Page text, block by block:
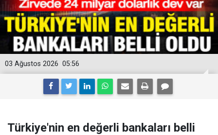
05:56
03 Ağustos 2026
Türkiye'nin en değerli bankaları belli